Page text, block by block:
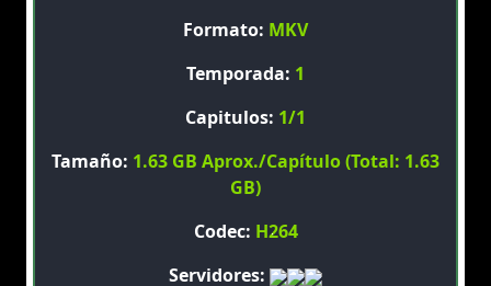
Formato: MKV
Temporada: 1
Capitulos: 1/1
Tamaño: 1.63 GB Aprox./Capítulo (Total: 1.63
GB)
Codec: H264
Servidores: